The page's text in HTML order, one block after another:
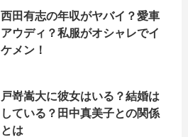
西田有志の年収がヤバイ？愛車
アウディ？私服がオシャレでイ
ケメン！
戸嵜嵩大に彼女はいる？結婚は
している？田中真美子との関係
とは